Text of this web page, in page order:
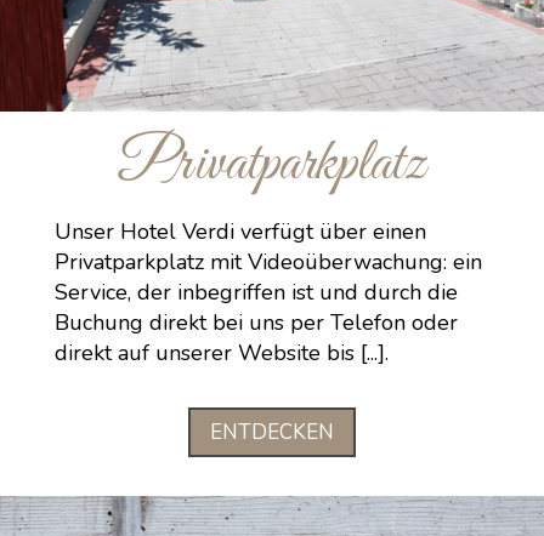
Privatparkplatz
Unser Hotel Verdi verfügt über einen
Privatparkplatz mit Videoüberwachung: ein
Service, der inbegriffen ist und durch die
Buchung direkt bei uns per Telefon oder
direkt auf unserer Website bis [...].
ENTDECKEN